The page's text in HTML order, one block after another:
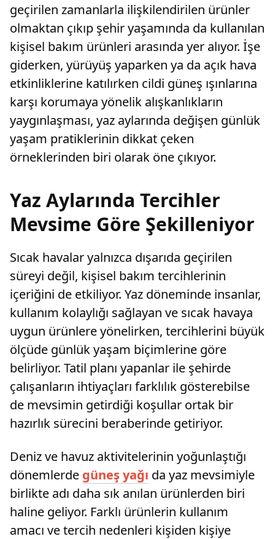
geçirilen zamanlarla ilişkilendirilen ürünler
olmaktan çıkıp şehir yaşamında da kullanılan
kişisel bakım ürünleri arasında yer alıyor. İşe
giderken, yürüyüş yaparken ya da açık hava
etkinliklerine katılırken cildi güneş ışınlarına
karşı korumaya yönelik alışkanlıkların
yaygınlaşması, yaz aylarında değişen günlük
yaşam pratiklerinin dikkat çeken
örneklerinden biri olarak öne çıkıyor.
Yaz Aylarında Tercihler
Mevsime Göre Şekilleniyor
Sıcak havalar yalnızca dışarıda geçirilen
süreyi değil, kişisel bakım tercihlerinin
içeriğini de etkiliyor. Yaz döneminde insanlar,
kullanım kolaylığı sağlayan ve sıcak havaya
uygun ürünlere yönelirken, tercihlerini büyük
ölçüde günlük yaşam biçimlerine göre
belirliyor. Tatil planı yapanlar ile şehirde
çalışanların ihtiyaçları farklılık gösterebilse
de mevsimin getirdiği koşullar ortak bir
hazırlık sürecini beraberinde getiriyor.
Deniz ve havuz aktivitelerinin yoğunlaştığı
dönemlerde güneş yağı da yaz mevsimiyle
birlikte adı daha sık anılan ürünlerden biri
haline geliyor. Farklı ürünlerin kullanım
amacı ve tercih nedenleri kişiden kişiye